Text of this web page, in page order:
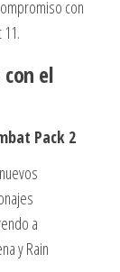
con
el
Pack 2
a
y Rain